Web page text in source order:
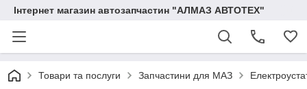
Інтернет магазин автозапчастин "АЛМАЗ АВТОТЕХ"
Товари та послуги Запчастини для МАЗ